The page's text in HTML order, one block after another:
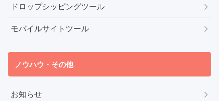
ドロップシッピングツール
モバイルサイトツール
ノウハウ・その他
お知らせ